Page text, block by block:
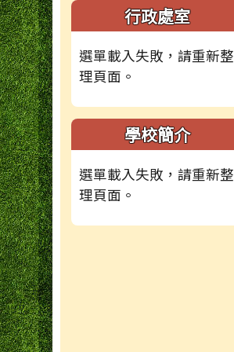
左邊區域內容
行政處室
選單載入失敗，請重新整
理頁面。
學校簡介
選單載入失敗，請重新整
理頁面。